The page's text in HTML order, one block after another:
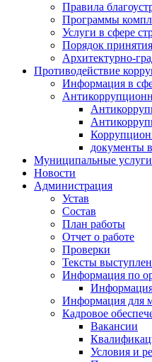
Правила
Программы
Услуги в сфере
Порядок
Архитектурно-
Противодействие
Информация в
документы
Муниципальные
Новости
Администрация
Устав
Состав
План работы
Отчет о работе
Проверки
Тексты
Информация по
Информация
Информация для
Кадровое
Вакансии
Условия и